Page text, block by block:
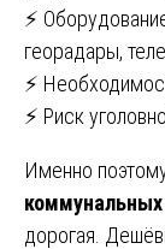
⚡
георадары,
⚡
⚡ Риск
Именно
дорогая.